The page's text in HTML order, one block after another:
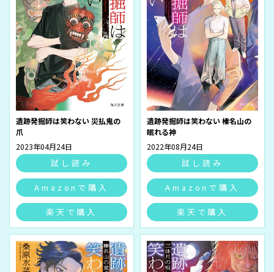
遺跡発掘師は笑わない 災払鬼の
爪
2023年04月24日
試し読み
Amazonで購入
楽天で購入
遺跡発掘師は笑わない 榛名山の
眠れる神
2022年08月24日
試し読み
Amazonで購入
楽天で購入